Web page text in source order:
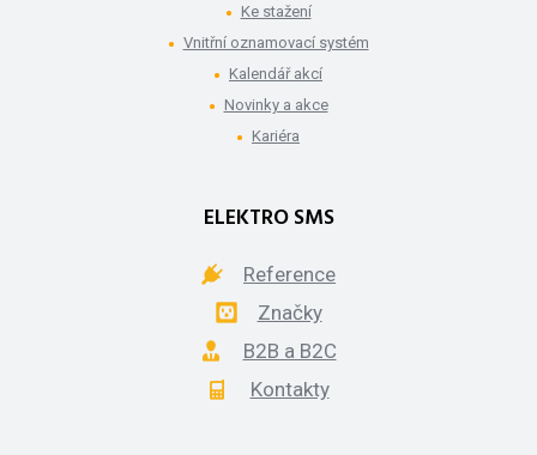
Ke stažení
Vnitřní oznamovací systém
Kalendář akcí
Novinky a akce
Kariéra
ELEKTRO SMS
Reference
Značky
B2B a B2C
Kontakty